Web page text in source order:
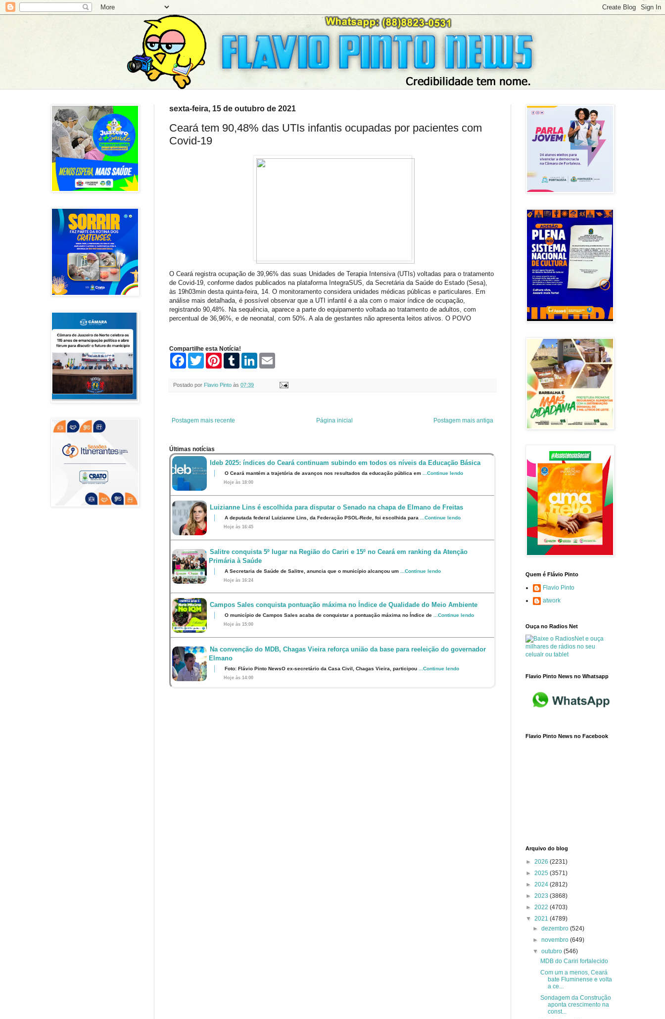
sexta-feira, 15 de outubro de 2021
Ceará tem 90,48% das UTIs infantis ocupadas por pacientes com
Covid-19
O Ceará registra ocupação de 39,96% das suas Unidades de Terapia Intensiva (UTIs) voltadas para o tratamento
de Covid-19, conforme dados publicados na plataforma IntegraSUS, da Secretária da Saúde do Estado (Sesa),
às 19h03min desta quinta-feira, 14. O monitoramento considera unidades médicas públicas e particulares. Em
análise mais detalhada, é possível observar que a UTI infantil é a ala com o maior índice de ocupação,
registrando 90,48%. Na sequência, aparece a parte do equipamento voltada ao tratamento de adultos, com
percentual de 36,96%, e de neonatal, com 50%. A ala de gestantes não apresenta leitos ativos. O POVO
Compartilhe esta Notícia!
F
b
T
w
t
P
e
t
T
l
L
Postado por Flavio Pinto às 07:39
Postagem mais recente Postagem mais antiga
Página inicial
Últimas notícias
Ideb 2025: índices do Ceará continuam subindo em todos os níveis da Educação Básica
O Ceará mantém a trajetória de avanços nos resultados da educação pública em ...Continue lendo
Hoje às 18:00
Luizianne Lins é escolhida para disputar o Senado na chapa de Elmano de Freitas
A deputada federal Luizianne Lins, da Federação PSOL-Rede, foi escolhida para ...Continue lendo
Hoje às 16:45
Salitre conquista 5º lugar na Região do Cariri e 15º no Ceará em ranking da Atenção
Primária à Saúde
A Secretaria de Saúde de Salitre, anuncia que o município alcançou um ...Continue lendo
Hoje às 16:24
Campos Sales conquista pontuação máxima no Índice de Qualidade do Meio Ambiente
O município de Campos Sales acaba de conquistar a pontuação máxima no Índice de ...Continue lendo
Hoje às 15:00
Na convenção do MDB, Chagas Vieira reforça união da base para reeleição do governador
Elmano
Foto: Flávio Pinto NewsO ex-secretário da Casa Civil, Chagas Vieira, participou ...Continue lendo
Hoje às 14:00
Quem é Flávio Pinto
Flavio Pinto
atwork
Ouça no Radios Net
Flavio Pinto News no Whatsapp
Flavio Pinto News no Facebook
Arquivo do blog
► 2026 (2231)
► 2025 (3571)
► 2024 (2812)
► 2023 (3868)
► 2022 (4703)
▼ 2021 (4789)
►dezembro(524)
►novembro(649)
▼outubro(546)
MDB do Cariri fortalecido
Com um a menos, Ceará
bate Fluminense e volta
a ce...
Sondagem da Construção
aponta crescimento na
const...